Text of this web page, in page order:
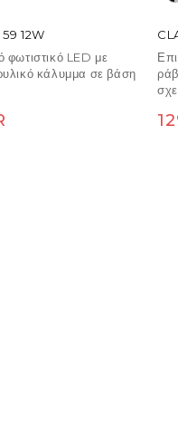
12W
φωτιστικό LED με
κάλυμμα σε βάση